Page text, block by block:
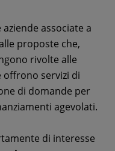
associate a
proposte che,
rivolte alle
offrono servizi di
di domande per
agevolati.
di interesse